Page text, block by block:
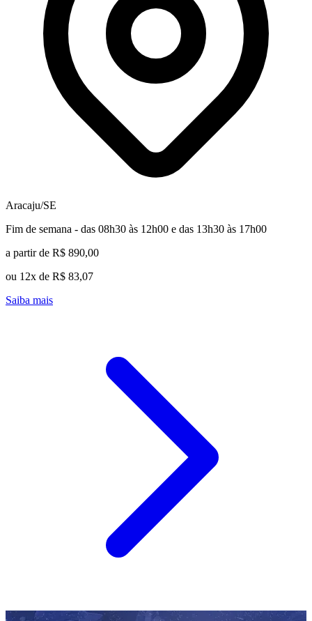
Aracaju/SE
Fim de semana - das 08h30 às 12h00 e das 13h30 às 17h00
a partir de R$ 890,00
ou 12x de R$ 83,07
Saiba mais